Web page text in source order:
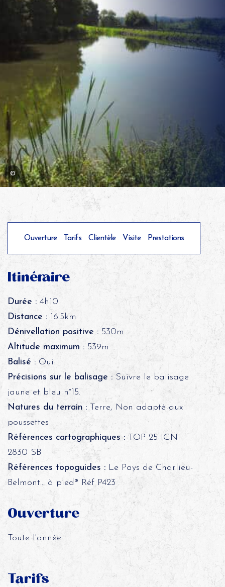
©
Ouverture Tarifs Clientèle Visite Prestations
Itinéraire
Durée :4h10
Distance :16.5km
Dénivellation positive :530m
Altitude maximum :539m
Balisé :Oui
Précisions sur le balisage :Suivre le balisage
jaune et bleu n°15.
Natures du terrain :Terre, Non adapté aux
poussettes
Références cartographiques :TOP 25 IGN
2830 SB
Références topoguides :Le Pays de Charlieu-
Belmont… à pied® Réf P423
Ouverture
Toute l'année.
Tarifs